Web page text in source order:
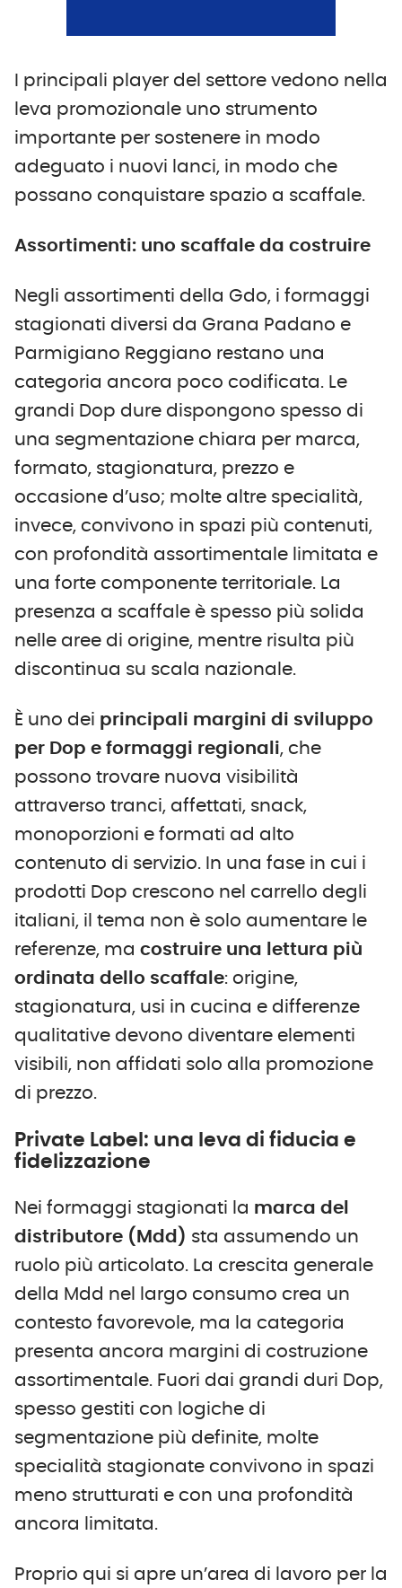
I principali player del settore vedono nella
leva promozionale uno strumento
importante per sostenere in modo
adeguato i nuovi lanci, in modo che
possano conquistare spazio a scaffale.
Assortimenti: uno scaffale da costruire
Negli assortimenti della Gdo, i formaggi
stagionati diversi da Grana Padano e
Parmigiano Reggiano restano una
categoria ancora poco codificata. Le
grandi Dop dure dispongono spesso di
una segmentazione chiara per marca,
formato, stagionatura, prezzo e
occasione d’uso; molte altre specialità,
invece, convivono in spazi più contenuti,
con profondità assortimentale limitata e
una forte componente territoriale. La
presenza a scaffale è spesso più solida
nelle aree di origine, mentre risulta più
discontinua su scala nazionale.
È uno dei principali margini di sviluppo
per Dop e formaggi regionali, che
possono trovare nuova visibilità
attraverso tranci, affettati, snack,
monoporzioni e formati ad alto
contenuto di servizio. In una fase in cui i
prodotti Dop crescono nel carrello degli
italiani, il tema non è solo aumentare le
referenze, ma costruire una lettura più
ordinata dello scaffale: origine,
stagionatura, usi in cucina e differenze
qualitative devono diventare elementi
visibili, non affidati solo alla promozione
di prezzo.
Private Label: una leva di fiducia e
fidelizzazione
Nei formaggi stagionati la marca del
distributore (Mdd) sta assumendo un
ruolo più articolato. La crescita generale
della Mdd nel largo consumo crea un
contesto favorevole, ma la categoria
presenta ancora margini di costruzione
assortimentale. Fuori dai grandi duri Dop,
spesso gestiti con logiche di
segmentazione più definite, molte
specialità stagionate convivono in spazi
meno strutturati e con una profondità
ancora limitata.
Proprio qui si apre un’area di lavoro per la